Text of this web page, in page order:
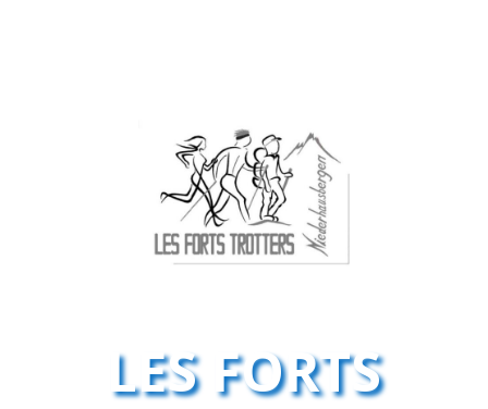
LES FORTS